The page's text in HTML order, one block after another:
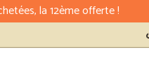
la 12ème offerte !